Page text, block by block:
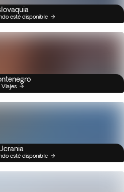
esté disponible
Viajes
esté disponible